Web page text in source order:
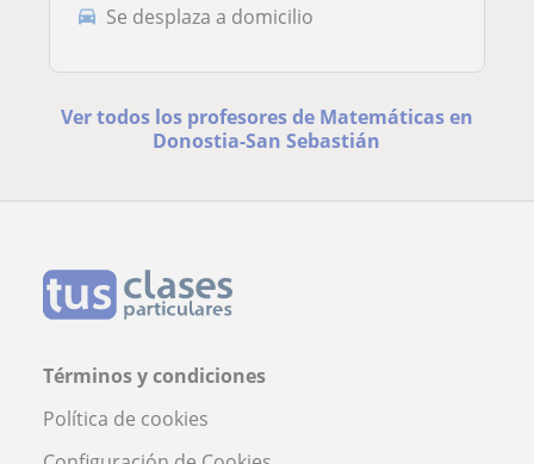
Se desplaza a domicilio
Ver todos los profesores de Matemáticas en
Donostia-San Sebastián
Términos y condiciones
Política de cookies